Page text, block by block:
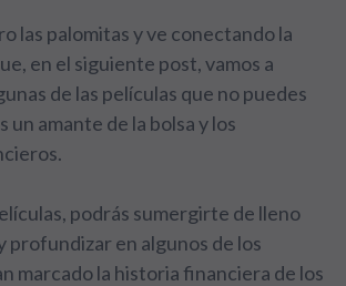
las palomitas y ve conectando la
en el siguiente post, vamos a
de las películas que no puedes
un amante de la bolsa y los
podrás sumergirte de lleno
profundizar en algunos de los
marcado la historia financiera de los